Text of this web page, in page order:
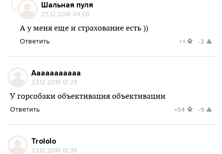
Шальная пуля
25.12.2016 04:08
А у меня еще и страхование есть ))
Ответить +1 -2
Aaaaaaaaaaa
23.12.2016 12:28
У горсобаки объективация объективации
Ответить +34 -9
Trololo
23.12.2016 12:38